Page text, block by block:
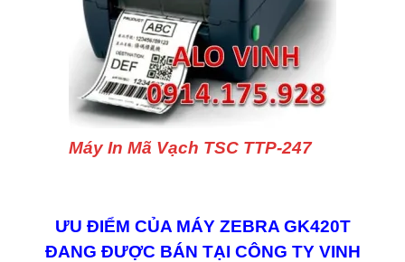
Máy In Mã Vạch TSC TTP-247
ƯU ĐIỂM CỦA MÁY ZEBRA GK420T
ĐANG ĐƯỢC BÁN TẠI CÔNG TY VINH